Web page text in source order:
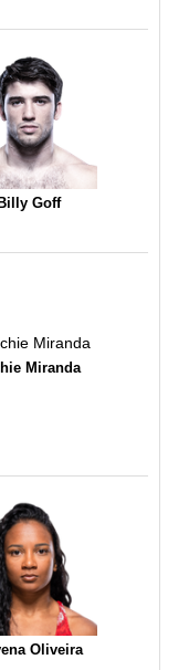
Goff
Miranda
Oliveira